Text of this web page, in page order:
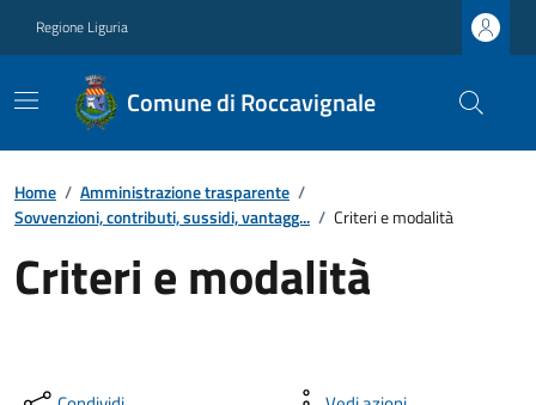
Regione Liguria
Comune di Roccavignale
Home / Amministrazione trasparente /
Sovvenzioni, contributi, sussidi, vantagg... / Criteri e modalità
Criteri e modalità